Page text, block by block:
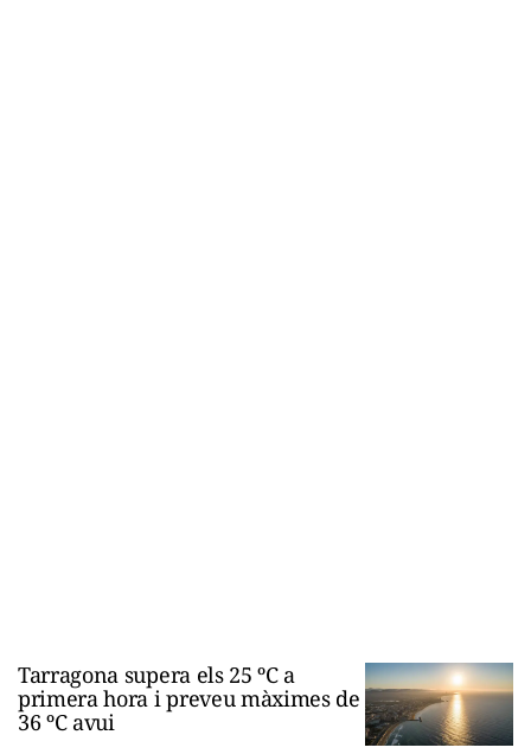
Tarragona supera els 25 ºC a
primera hora i preveu màximes de
36 ºC avui